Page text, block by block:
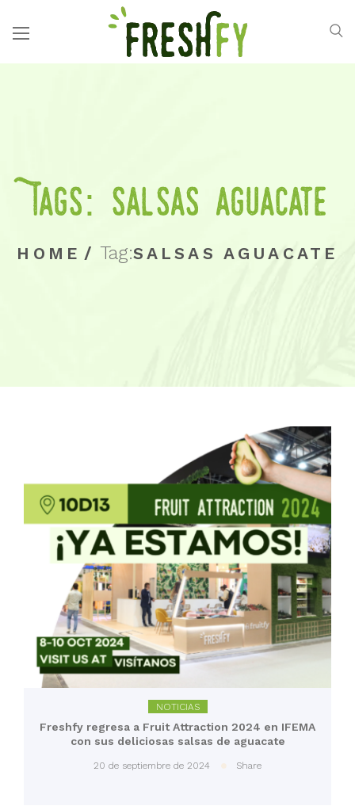
Tags: salsas aguacate
HOME / Tag:SALSAS AGUACATE
NOTICIAS
Freshfy regresa a Fruit Attraction 2024 en IFEMA
con sus deliciosas salsas de aguacate
20 de septiembre de 2024 Share